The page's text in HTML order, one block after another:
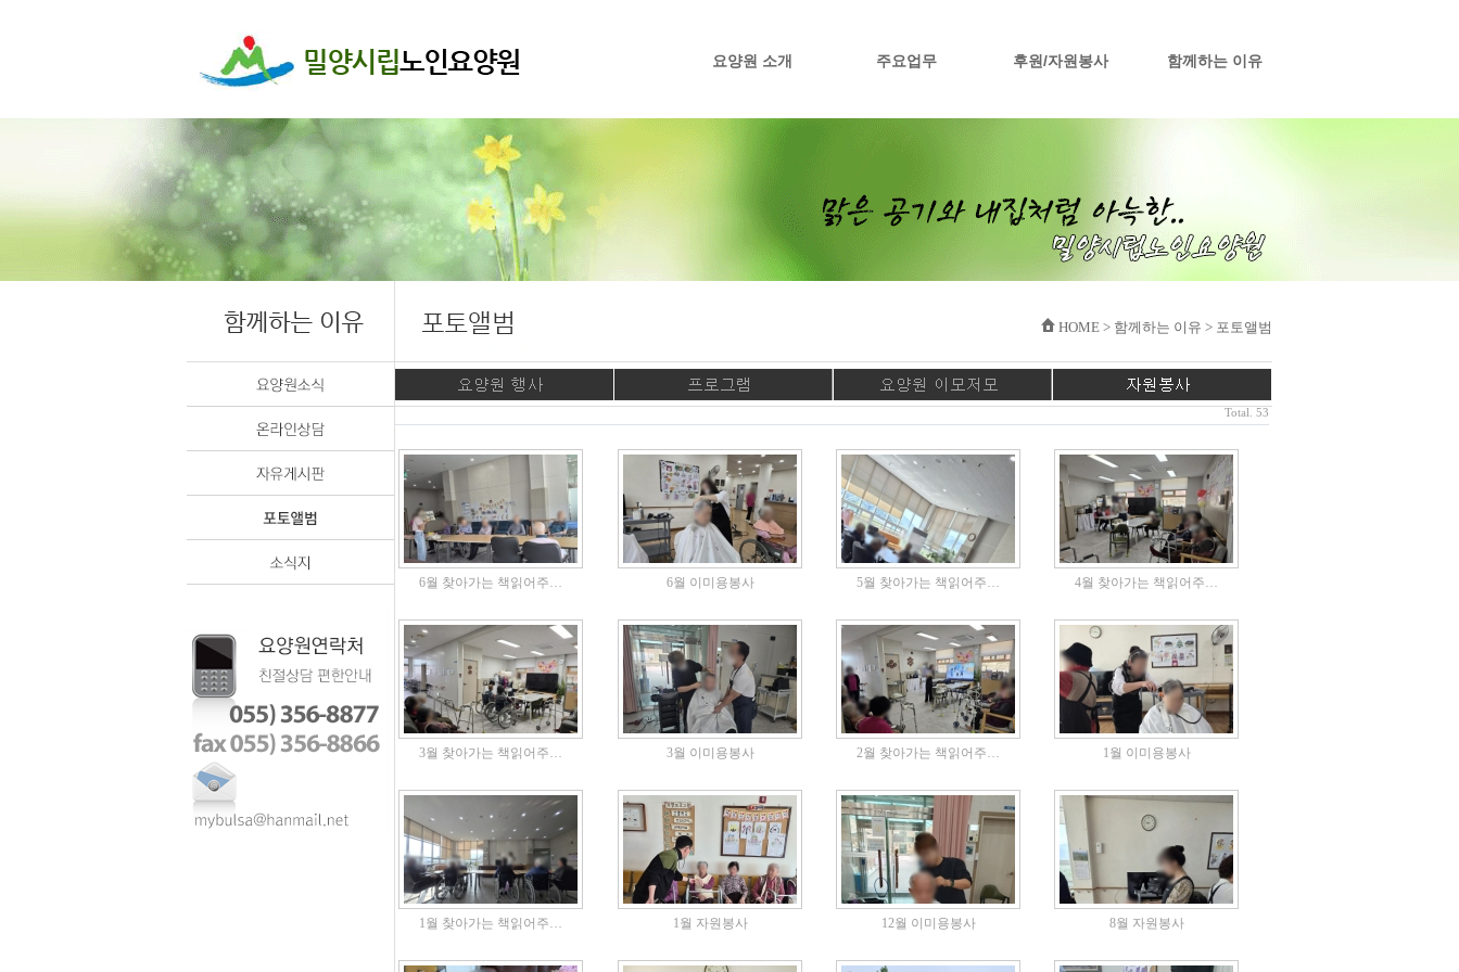
요양원 소개 주요업무 후원/자원봉사 함께하는 이유
HOME > 함께하는 이유 > 포토앨범
Total. 53
6월 찾아가는 책읽어주… 6월 이미용봉사 5월 찾아가는 책읽어주… 4월 찾아가는 책읽어주…
3월 찾아가는 책읽어주… 3월 이미용봉사 2월 찾아가는 책읽어주… 1월 이미용봉사
1월 찾아가는 책읽어주… 1월 자원봉사 12월 이미용봉사 8월 자원봉사